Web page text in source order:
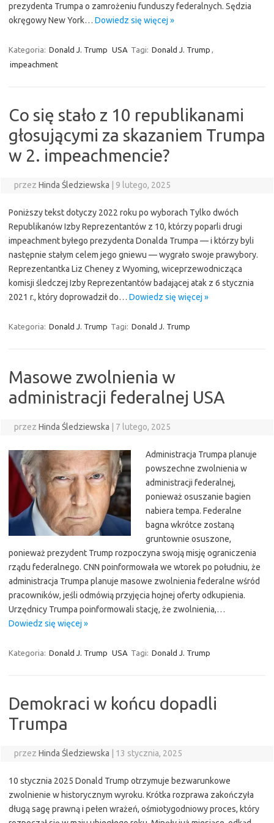
prezydenta Trumpa o zamrożeniu funduszy federalnych. Sędzia
okręgowy New York… Dowiedz się więcej »
Kategoria: Donald J. Trump USA Tagi: Donald J. Trump ,
impeachment
Co się stało z 10 republikanami
głosującymi za skazaniem Trumpa
w 2. impeachmencie?
przez Hinda Śledziewska 9 lutego, 2025
Poniższy tekst dotyczy 2022 roku po wyborach Tylko dwóch
Republikanów Izby Reprezentantów z 10, którzy poparli drugi
impeachment byłego prezydenta Donalda Trumpa — i którzy byli
następnie stałym celem jego gniewu — wygrało swoje prawybory.
Reprezentantka Liz Cheney z Wyoming, wiceprzewodnicząca
komisji śledczej Izby Reprezentantów badającej atak z 6 stycznia
2021 r., który doprowadził do… Dowiedz się więcej »
Kategoria: Donald J. Trump Tagi: Donald J. Trump
Masowe zwolnienia w
administracji federalnej USA
przez Hinda Śledziewska 7 lutego, 2025
Administracja Trumpa planuje
powszechne zwolnienia w
administracji federalnej,
ponieważ osuszanie bagien
nabiera tempa. Federalne
bagna wkrótce zostaną
gruntownie osuszone,
ponieważ prezydent Trump rozpoczyna swoją misję ograniczenia
rządu federalnego. CNN poinformowała we wtorek po południu, że
administracja Trumpa planuje masowe zwolnienia federalne wśród
pracowników, jeśli odmówią przyjęcia hojnej oferty odkupienia.
Urzędnicy Trumpa poinformowali stację, że zwolnienia,…
Dowiedz się więcej »
Kategoria: Donald J. Trump USA Tagi: Donald J. Trump
Demokraci w końcu dopadli
Trumpa
przez Hinda Śledziewska 13 stycznia, 2025
10 stycznia 2025 Donald Trump otrzymuje bezwarunkowe
zwolnienie w historycznym wyroku. Krótka rozprawa zakończyła
długą sagę prawną i pełen wrażeń, ośmiotygodniowy proces, który